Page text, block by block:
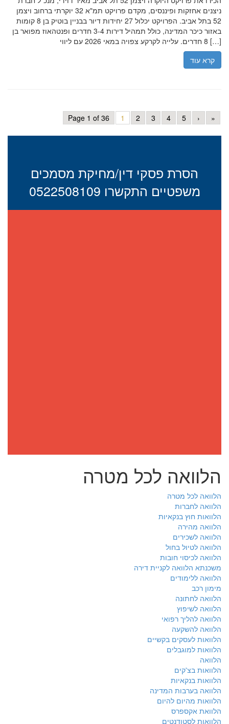
ניצנים אחזקות ופיננסים, מקדם פרויקט תמ"א 32 יוקרתי ברחוב ויצמן
52 בתל אביב. הפרויקט יכלול 27 יחידות דיור בבניין בוטיק בן 8 קומות
באזור כיכר המדינה, כולל תמהיל דירות 3-4 חדרים ופנטהאוז מפואר בן
8 חדרים. עלייה לקרקע צפויה במאי 2026 עם ליווי […]
קרא עוד
Page 1 of 36 1 2 3 4 5 › »
הסרת פסקי דין/מחיקת מסמכים
משפטיים התקשרו 0522508109
הלוואה לכל מטרה
הלוואה לכל מטרה
הלוואה לחברות
הלוואות חוץ בנקאיות
הלוואה מהירה
הלוואה לשכירים
הלוואה לטיול בחול
הלוואה לכיסוי חובות
משכנתא הלוואה לקניית דירה
הלוואה ללימודים
מימון רכב
הלוואה לחתונה
הלוואה לשיפוץ
הלוואה להליך רפואי
הלוואה להשקעה
הלוואות לעסקים בקשיים
הלוואות למוגבלים
הלוואה
הלוואות בצ'קים
הלוואות בנקאיות
הלוואה בערבות המדינה
הלוואות מהיום להיום
הלוואת אקספרס
הלוואות לסטודנטים